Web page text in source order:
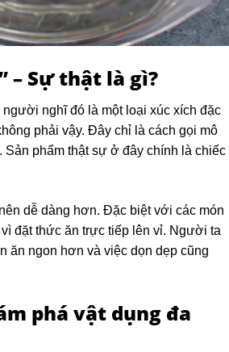
– Sự thật là gì?
nghĩ đó là một loại xúc xích đặc
phải vậy. Đây chỉ là cách gọi mô
phẩm thật sự ở đây chính là chiếc
dễ dàng hơn. Đặc biệt với các món
đặt thức ăn trực tiếp lên vỉ. Người ta
ăn ngon hơn và việc dọn dẹp cũng
phá vật dụng đa